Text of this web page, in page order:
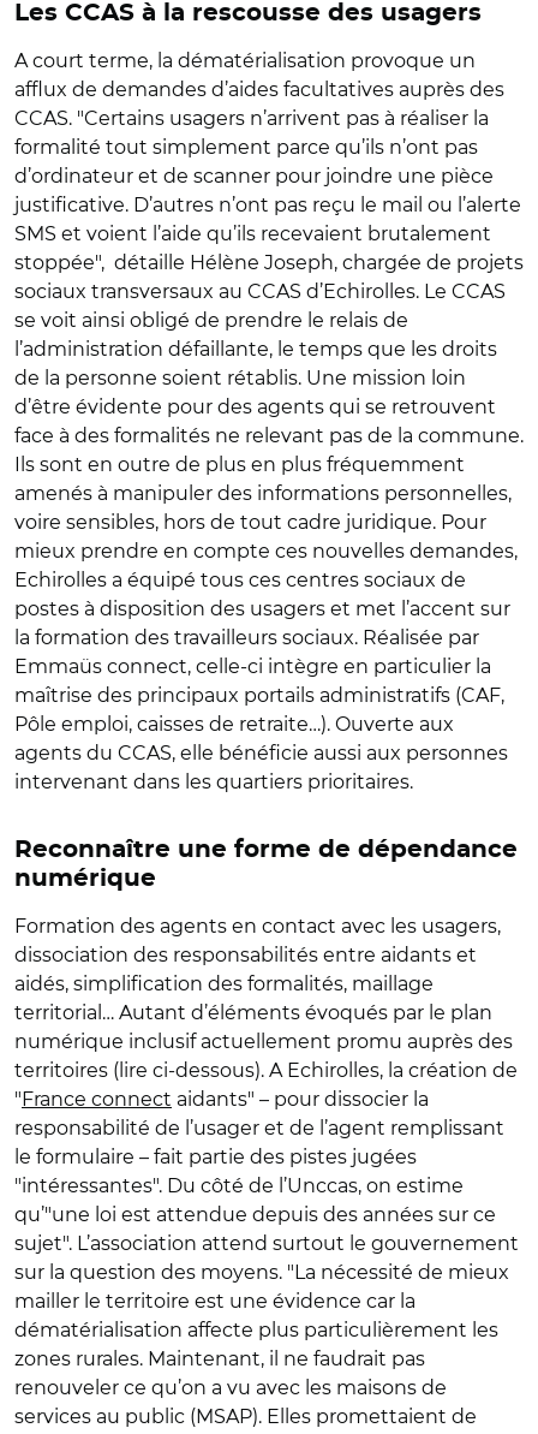
Les CCAS à la rescousse des usagers
A court terme, la dématérialisation provoque un
afflux de demandes d’aides facultatives auprès des
CCAS. "Certains usagers n’arrivent pas à réaliser la
formalité tout simplement parce qu’ils n’ont pas
d’ordinateur et de scanner pour joindre une pièce
justificative. D’autres n’ont pas reçu le mail ou l’alerte
SMS et voient l’aide qu’ils recevaient brutalement
stoppée", détaille Hélène Joseph, chargée de projets
sociaux transversaux au CCAS d’Echirolles. Le CCAS
se voit ainsi obligé de prendre le relais de
l’administration défaillante, le temps que les droits
de la personne soient rétablis. Une mission loin
d’être évidente pour des agents qui se retrouvent
face à des formalités ne relevant pas de la commune.
Ils sont en outre de plus en plus fréquemment
amenés à manipuler des informations personnelles,
voire sensibles, hors de tout cadre juridique. Pour
mieux prendre en compte ces nouvelles demandes,
Echirolles a équipé tous ces centres sociaux de
postes à disposition des usagers et met l’accent sur
la formation des travailleurs sociaux. Réalisée par
Emmaüs connect, celle-ci intègre en particulier la
maîtrise des principaux portails administratifs (CAF,
Pôle emploi, caisses de retraite…). Ouverte aux
agents du CCAS, elle bénéficie aussi aux personnes
intervenant dans les quartiers prioritaires.
Reconnaître une forme de dépendance
numérique
Formation des agents en contact avec les usagers,
dissociation des responsabilités entre aidants et
aidés, simplification des formalités, maillage
territorial… Autant d’éléments évoqués par le plan
numérique inclusif actuellement promu auprès des
territoires (lire ci-dessous). A Echirolles, la création de
"France connect aidants" – pour dissocier la
responsabilité de l’usager et de l’agent remplissant
le formulaire – fait partie des pistes jugées
"intéressantes". Du côté de l’Unccas, on estime
qu’"une loi est attendue depuis des années sur ce
sujet". L’association attend surtout le gouvernement
sur la question des moyens. "La nécessité de mieux
mailler le territoire est une évidence car la
dématérialisation affecte plus particulièrement les
zones rurales. Maintenant, il ne faudrait pas
renouveler ce qu’on a vu avec les maisons de
services au public (MSAP). Elles promettaient de